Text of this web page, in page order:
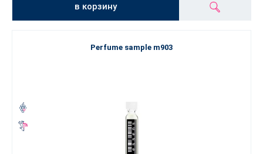
в корзину
Perfume sample m903